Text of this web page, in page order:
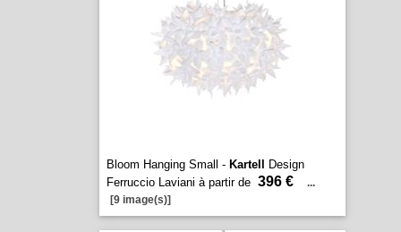
Bloom Hanging Small - Kartell
Design
Ferruccio Laviani à partir de 396 €
...
[9 image(s)]